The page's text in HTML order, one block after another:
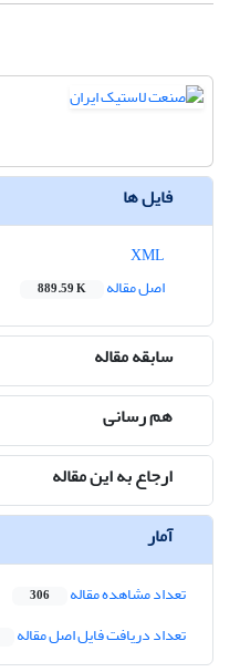
فایل ها
اصل مقاله
889.59 K
سابقه مقاله
هم رسانی
ارجاع به این مقاله
آمار
تعداد مشاهده مقاله 306
تعداد دریافت فایل اصل مقاله